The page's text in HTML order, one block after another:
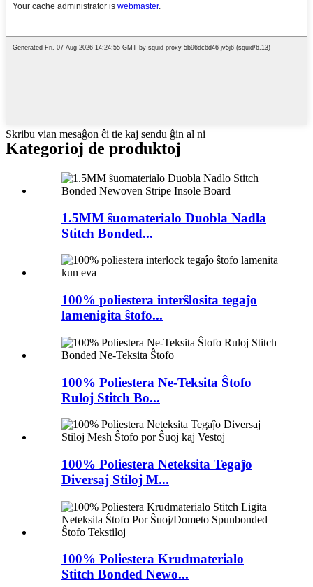
Skribu vian mesaĝon ĉi tie kaj sendu ĝin al ni
Kategorioj de produktoj
1.5MM ŝuomaterialo Duobla Nadla
Stitch Bonded...
100% poliestera interŝlosita tegaĵo
lamenigita ŝtofo...
100% Poliestera Ne-Teksita Ŝtofo
Ruloj Stitch Bo...
100% Poliestera Neteksita Tegaĵo
Diversaj Stiloj M...
100% Poliestera Krudmaterialo
Stitch Bonded Newo...